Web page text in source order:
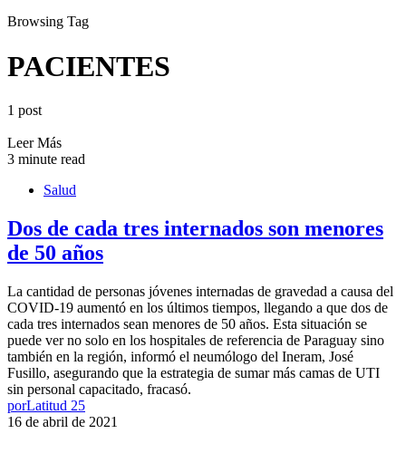
Browsing Tag
PACIENTES
1 post
Leer Más
3 minute read
Salud
Dos de cada tres internados son menores
de 50 años
La cantidad de personas jóvenes internadas de gravedad a causa del
COVID-19 aumentó en los últimos tiempos, llegando a que dos de
cada tres internados sean menores de 50 años. Esta situación se
puede ver no solo en los hospitales de referencia de Paraguay sino
también en la región, informó el neumólogo del Ineram, José
Fusillo, asegurando que la estrategia de sumar más camas de UTI
sin personal capacitado, fracasó.
porLatitud 25
16 de abril de 2021